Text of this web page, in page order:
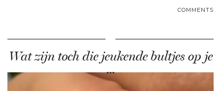
COMMENTS
Wat zijn toch die jeukende bultjes op je
…